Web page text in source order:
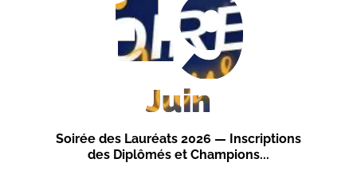
Soirée des Lauréats 2026 — Inscriptions
des Diplômés et Champions...
Juin